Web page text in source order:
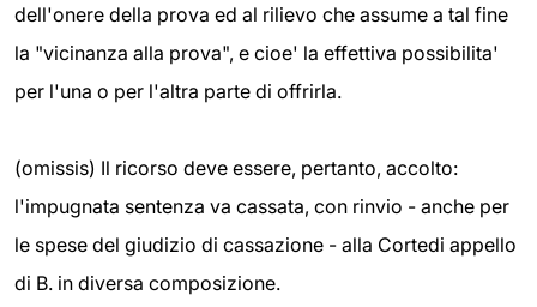
dell'onere della prova ed al rilievo che assume a tal fine
la "vicinanza alla prova", e cioe' la effettiva possibilita'
per l'una o per l'altra parte di offrirla.
(omissis) Il ricorso deve essere, pertanto, accolto:
l'impugnata sentenza va cassata, con rinvio - anche per
le spese del giudizio di cassazione - alla Cortedi appello
di B. in diversa composizione.